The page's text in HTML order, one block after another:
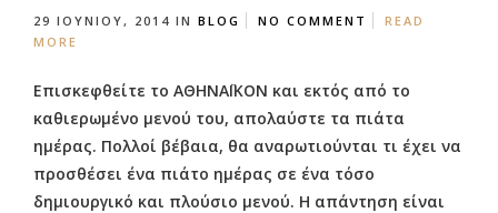
29 ΙΟΥΝΊΟΥ, 2014 IN BLOG NO COMMENT
READ
MORE
Επισκεφθείτε το ΑΘΗΝΑΪΚΟΝ και εκτός από το
καθιερωμένο μενού του, απολαύστε τα πιάτα
ημέρας. Πολλοί βέβαια, θα αναρωτιούνται τι έχει να
προσθέσει ένα πιάτο ημέρας σε ένα τόσο
δημιουργικό και πλούσιο μενού. Η απάντηση είναι